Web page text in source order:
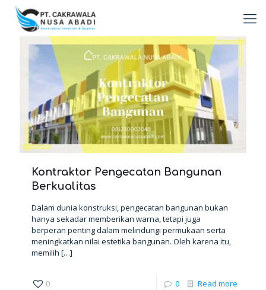
Kontraktor Pengecatan Bangunan
Berkualitas
Dalam dunia konstruksi, pengecatan bangunan bukan
hanya sekadar memberikan warna, tetapi juga
berperan penting dalam melindungi permukaan serta
meningkatkan nilai estetika bangunan. Oleh karena itu,
memilih […]
0 0 Read more